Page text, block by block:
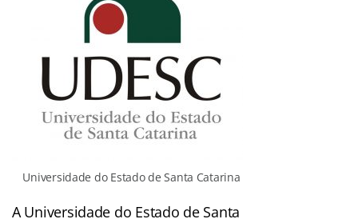
Universidade do Estado de Santa Catarina
A Universidade do Estado de Santa